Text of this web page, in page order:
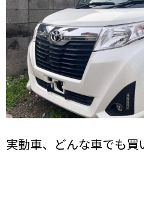
実動車、どんな車でも買